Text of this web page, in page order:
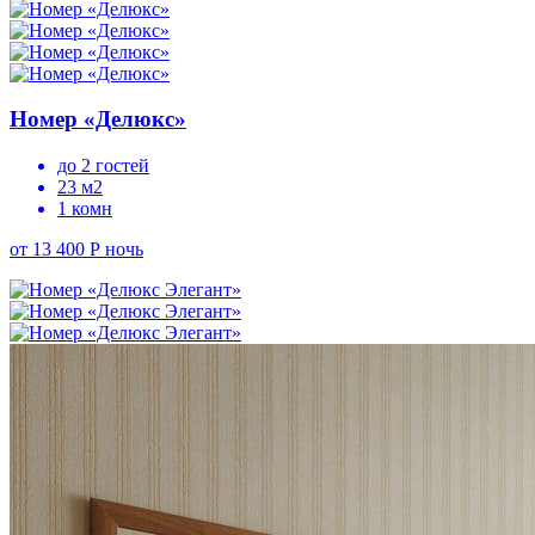
Чем заняться
Смотреть все
Экскурсии
Аренда беседок
WhatsApp
Номер «Делюкс»
до 2 гостей
23 м2
1 комн
от 13 400 Р ночь